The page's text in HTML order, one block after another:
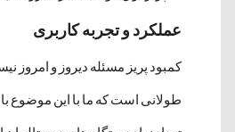
عملکرد و تجربه کاربری
کمبود پریز مسئله دیروز و امروز
طولانی است که ما با این موضوع